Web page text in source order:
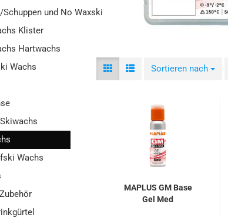
Sortieren nach
Sortieren nach
MAPLUS GM Base
Gel Med
und No Waxski
Klister
Hartwachs
Wachs
Wachs